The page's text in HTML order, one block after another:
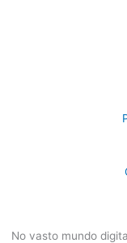
No vasto mundo